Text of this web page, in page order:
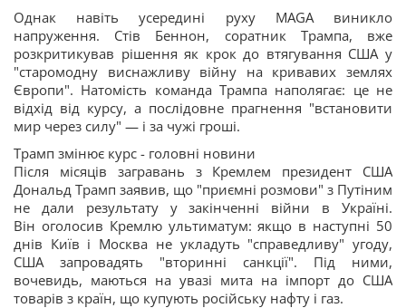
Однак навіть усередині руху MAGA виникло
напруження. Стів Беннон, соратник Трампа, вже
розкритикував рішення як крок до втягування США у
"старомодну виснажливу війну на кривавих землях
Європи". Натомість команда Трампа наполягає: це не
відхід від курсу, а послідовне прагнення "встановити
мир через силу" — і за чужі гроші.
Трамп змінює курс - головні новини
Після місяців загравань з Кремлем президент США
Дональд Трамп заявив, що "приємні розмови" з Путіним
не дали результату у закінченні війни в Україні.
Він оголосив Кремлю ультиматум: якщо в наступні 50
днів Київ і Москва не укладуть "справедливу" угоду,
США запровадять "вторинні санкції". Під ними,
вочевидь, маються на увазі мита на імпорт до США
товарів з країн, що купують російську нафту і газ.